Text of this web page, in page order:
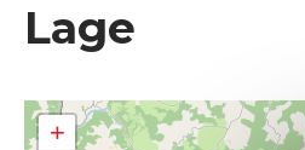
Lage
+